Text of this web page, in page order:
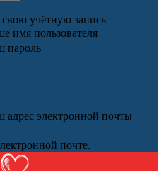
учётную запись
имя пользователя
пароль
адрес электронной почты
почте.